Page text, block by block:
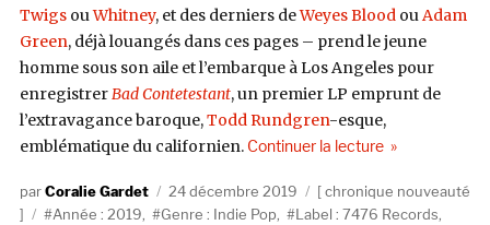
TwigsouWhitney, et des derniers deWeyes BloodouAdam
Green, déjà louangés dans ces pages – prend le jeune
homme sous son aile et l’embarque à Los Angeles pour
enregistrerBad Contetestant, un premier LP emprunt de
l’extravagance baroque,Todd Rundgren-esque,
emblématique du californien. Continuer la lecturede « Matt
AuteurCoralie Gardet
Publié
le
24 décembre 2019 Catégories
chronique nouveauté
Étiquettes
Année : 2019, Genre : Indie Pop, Label : 7476 Records,